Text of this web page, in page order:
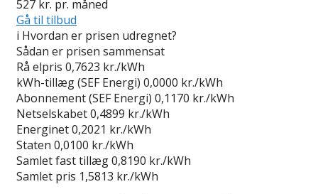
527 kr. pr. måned
Gå til tilbud
i Hvordan er prisen udregnet?
Sådan er prisen sammensat
Rå elpris 0,7623 kr./kWh
kWh-tillæg (SEF Energi) 0,0000 kr./kWh
Abonnement (SEF Energi) 0,1170 kr./kWh
Netselskabet0,4899 kr./kWh
Energinet0,2021 kr./kWh
Staten 0,0100 kr./kWh
Samlet fast tillæg0,8190 kr./kWh
Samlet pris 1,5813 kr./kWh